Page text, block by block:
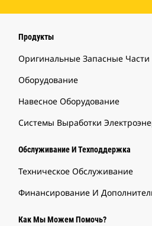
Продукты
Оригинальные Запасные Части
Оборудование
Навесное Оборудование
Системы Выработки
Обслуживание И Техподдержка
Техническое Обслуживание
Финансирование И
Как Мы Можем Помочь?